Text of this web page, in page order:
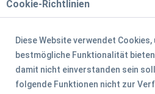
Cookie-Richtlinien
Diese Website verwendet Cookies,
bestmögliche Funktionalität bieten
damit nicht einverstanden sein
folgende Funktionen nicht zur